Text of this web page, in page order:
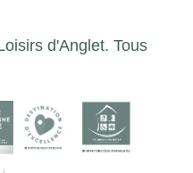
d'Anglet. Tous